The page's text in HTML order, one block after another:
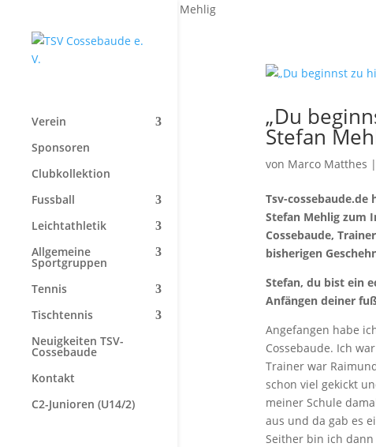
Stefan Mehlig
Verein
Sponsoren
Clubkollektion
Fussball
Leichtathletik
Allgemeine
Sportgruppen
Tennis
Tischtennis
Neuigkeiten TSV-
Cossebaude
Kontakt
C2-Junioren (U14/2)
„Du
Stefan
von Marco Matthes
Tsv-
Stefan Mehlig zum
Cossebaude,
bisherigen
Stefan, du bist ein
Anfängen deiner
Angefangen habe
Cossebaude. Ich
Trainer war
schon viel gekickt
meiner Schule
aus und da gab es
Seither bin ich